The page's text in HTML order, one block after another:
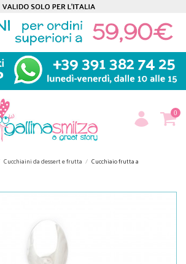
0
Cucchiaini da dessert e frutta
Cucchiaio frutta a